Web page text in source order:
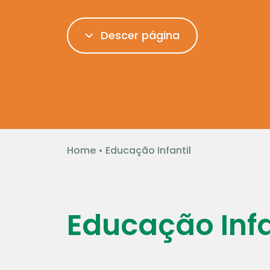
Descer página
Home• Educação Infantil
Educação